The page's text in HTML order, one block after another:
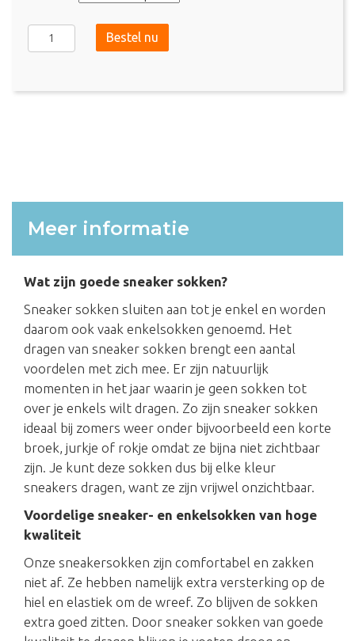
Apollo
Sneaker
-
Bestel nu
Meer informatie
Wat zijn goede sneaker sokken?
Sneaker sokken sluiten aan tot je enkel en worden
daarom ook vaak enkelsokken genoemd. Het
dragen van sneaker sokken brengt een aantal
voordelen met zich mee. Er zijn natuurlijk
momenten in het jaar waarin je geen sokken tot
over je enkels wilt dragen. Zo zijn sneaker sokken
ideaal bij zomers weer onder bijvoorbeeld een korte
broek, jurkje of rokje omdat ze bijna niet zichtbaar
zijn. Je kunt deze sokken dus bij elke kleur
sneakers dragen, want ze zijn vrijwel onzichtbaar.
Voordelige sneaker- en enkelsokken van hoge
kwaliteit
Onze sneakersokken zijn comfortabel en zakken
niet af. Ze hebben namelijk extra versterking op de
hiel en elastiek om de wreef. Zo blijven de sokken
extra goed zitten. Door sneaker sokken van goede